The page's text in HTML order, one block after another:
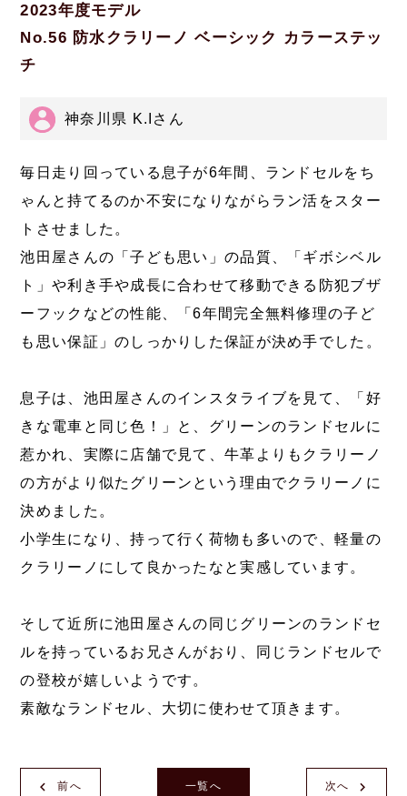
2023年度モデル
No.56 防水クラリーノ ベーシック カラーステッ
チ
神奈川県 K.Iさん
毎日走り回っている息子が6年間、ランドセルをち
ゃんと持てるのか不安になりながらラン活をスター
トさせました。
池田屋さんの「子ども思い」の品質、「ギボシベル
ト」や利き手や成長に合わせて移動できる防犯ブザ
ーフックなどの性能、「6年間完全無料修理の子ど
も思い保証」のしっかりした保証が決め手でした。
息子は、池田屋さんのインスタライブを見て、「好
きな電車と同じ色！」と、グリーンのランドセルに
惹かれ、実際に店舗で見て、牛革よりもクラリーノ
の方がより似たグリーンという理由でクラリーノに
決めました。
小学生になり、持って行く荷物も多いので、軽量の
クラリーノにして良かったなと実感しています。
そして近所に池田屋さんの同じグリーンのランドセ
ルを持っているお兄さんがおり、同じランドセルで
の登校が嬉しいようです。
素敵なランドセル、大切に使わせて頂きます。
前へ 次へ
一覧へ